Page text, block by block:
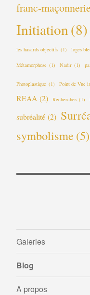
franc-
Initiation(8)
les hasards objectifs (1) loges
Métamorphose (1) Nadir (1)
Photoplastique (1) Point de Vue
REAA (2) Recherches (1)
subréalité (2)
symbolisme (5)
Galeries
Blog
A propos